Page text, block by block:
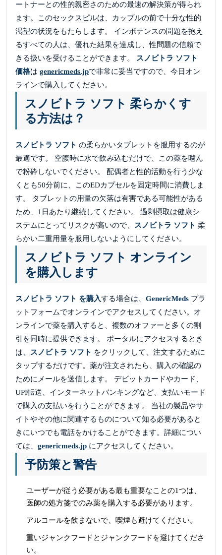
ートナーとの性的親密さのための最速の解決策が得られ
ます。このセックスピルは、カップルの前で十分な性的
渇望の状況をもたらします。 インポテンスの問題を抱え
るすべての人は、優れた結果を達成し、性問題の信頼で
きる扱いを受けることができます。
スノビトラ ソフト
価格は genericmeds.jpで非常に妥当ですので、今日オン
ラインで購入してください。
スノビトラ ソフト 柔らかくす
る方法は？
スノビトラ ソフト の柔らかいタブレットを服用するのが
最適です。 空腹時に水で飲み込むだけで、この薬を噛ん
で粉砕しないでください。 配偶者と性的活動を行う少な
くとも50分前に、このEDカプセルを固定時間に消費しま
す。 タブレットの用量の欠落は有害である可能性がある
ため、1日あたり継続してください。 過剰摂取は健康シ
ステムにとってリスクが高いので、
スノビトラ ソフト 柔
らかい二重用量を服用しないようにしてください。
スノビトラ ソフト オンライン
を購入します
スノビトラ ソフト を購入する場合は、 GenericMeds プラ
ットフォームでオンラインでアクセスしてください。オ
ンラインで薬を購入すると、複数のオファーと多くの割
引を同時に提供できます。 ポータルにアクセスするとき
は、
スノビトラ ソフト をクリックして、注文するために
タップするだけです。薬が注文されたら、購入の確認の
ためにメールを送信します。 デビットカードやカード、
UPI転送、インターネットバンキングなど、支払いモード
で購入の支払いを行うことができます。 当社の製品やサ
イトやその他に関連するものについて知る必要があると
きにいつでも電話をかけることができます。詳細につい
ては、 genericmeds.jp にアクセスしてください。
予防策と警告
ユーザーが従う必要がある最も重要なことの1つは、
医師の処方箋でのみ薬を購入する必要があります。
アルコールを飲まないで、喫煙も避けてください。
重いジャンクフードとジャンクフードを避けてくださ
い。